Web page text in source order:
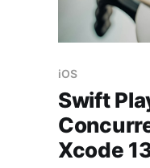
iOS
Swift
Xcode